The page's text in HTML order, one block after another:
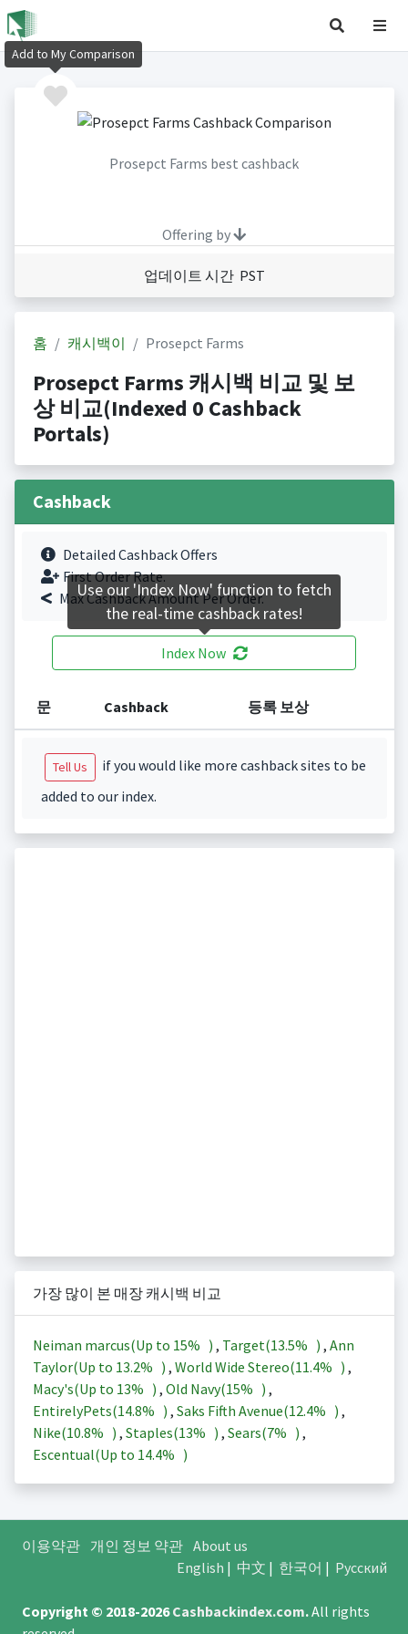
Prosepct Farms best cashback
Offering by
업데이트 시간 PST
홈 캐시백이 Prosepct Farms
Prosepct Farms 캐시백 비교 및 보
상 비교(Indexed 0 Cashback
Portals)
Cashback
Detailed Cashback Offers
First Order Rate.
Max Cashback Amount Per Order.
Index Now
문 Cashback 등록 보상
Tell Us
if you would like more cashback sites to be
added to our index.
가장 많이 본 매장 캐시백 비교
Neiman marcus(Up to 15% ) , Target(13.5% ) , Ann
Taylor(Up to 13.2% ) , World Wide Stereo(11.4% ) ,
Macy's(Up to 13% ) , Old Navy(15% ) ,
EntirelyPets(14.8% ) , Saks Fifth Avenue(12.4% ) ,
Nike(10.8% ) , Staples(13% ) , Sears(7% ) ,
Escentual(Up to 14.4% )
이용약관 개인 정보 약관 About us
English | 中文 | 한국어 | Русский
Copyright © 2018-2026Cashbackindex.com.All rights
Add to My Comparison
Use our 'Index Now' function to fetch
the real-time cashback rates!